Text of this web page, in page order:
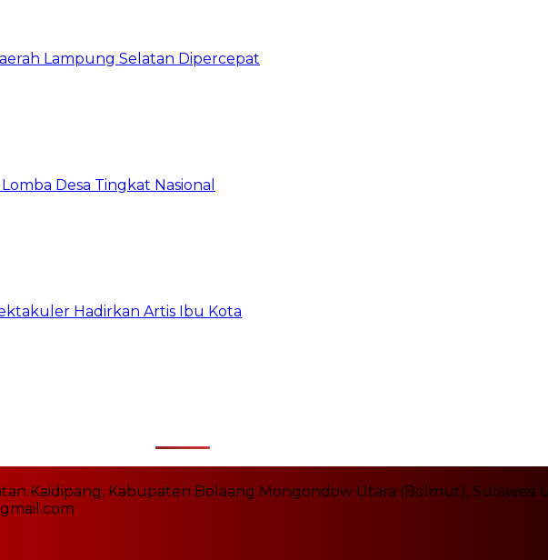
Lampung Selatan Dipercepat
Desa Tingkat Nasional
Hadirkan Artis Ibu Kota
Kaidipang, Kabupaten Bolaang Mongondow Utara (Bolmut), Sulawesi